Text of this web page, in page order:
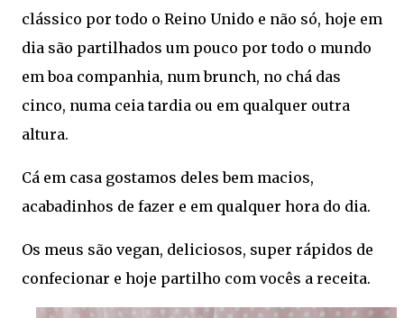
clássico por todo o Reino Unido e não só, hoje em
dia são partilhados um pouco por todo o mundo
em boa companhia, num brunch, no chá das
cinco, numa ceia tardia ou em qualquer outra
altura.
Cá em casa gostamos deles bem macios,
acabadinhos de fazer e em qualquer hora do dia.
Os meus são vegan, deliciosos, super rápidos de
confecionar e hoje partilho com vocês a receita.